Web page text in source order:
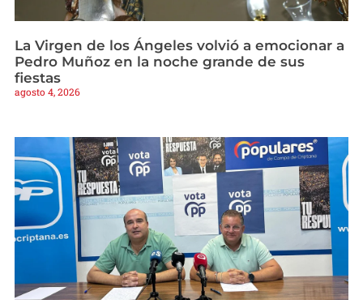
La Virgen de los Ángeles volvió a emocionar a
Pedro Muñoz en la noche grande de sus
fiestas
agosto 4, 2026